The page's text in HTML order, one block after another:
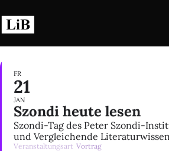
Inhalt
springen
FR
21
JAN
Szondi heute lesen
Szondi-Tag des Peter Szondi-
und Vergleichende
Veranstaltungsart Vortrag